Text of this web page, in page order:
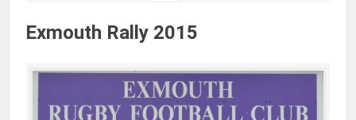
Exmouth Rally 2015